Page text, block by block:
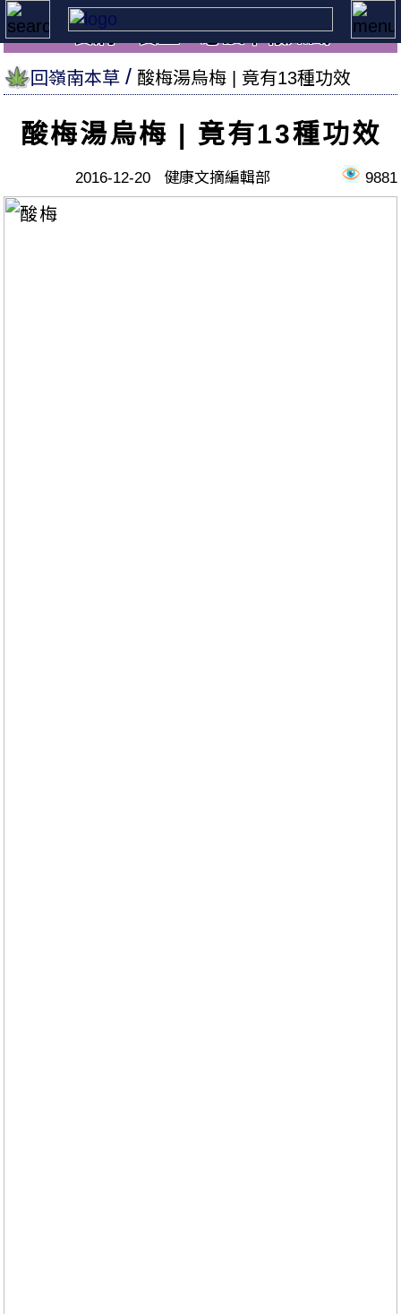
養病、養生，必讀本報知識
回嶺南本草 酸梅湯烏梅 | 竟有13種功效
酸梅湯烏梅 | 竟有13種功效
2016-12-20 健康文摘編輯部 9881